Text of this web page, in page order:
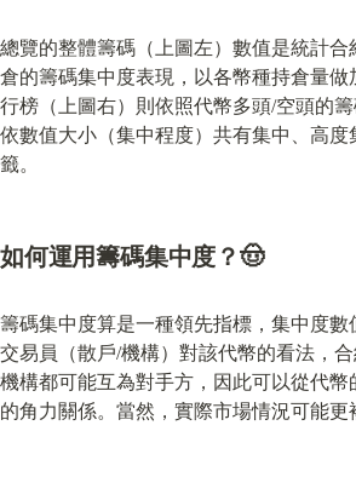
總覽的整體籌碼（上圖左）數值是統計
倉的籌碼集中度表現，以各幣種持倉量
行榜（上圖右）則依照代幣多頭/空頭的籌
依數值大小（集中程度）共有集中、高
籤。
如何運用籌碼集中度？🤠
籌碼集中度算是一種領先指標，集中度
交易員（散戶/機構）對該代幣的看法，
機構都可能互為對手方，因此可以從代幣
的角力關係。當然，實際市場情況可能更